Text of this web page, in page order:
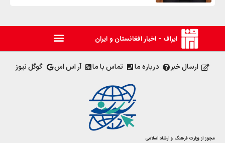
ایراف - اخبار افغانستان و ایران
ارسال خبر درباره ما تماس با ما آر اس اس گوگل نیوز
مجوز از وزارت فرهنگ و ارشاد اسلامی